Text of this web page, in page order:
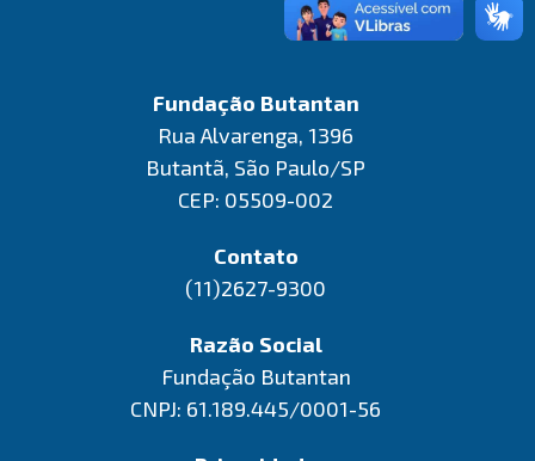
Fundação Butantan
Rua Alvarenga, 1396
Butantã, São Paulo/SP
CEP: 05509-002
Contato
(11)2627-9300
Razão Social
Fundação Butantan
CNPJ: 61.189.445/0001-56